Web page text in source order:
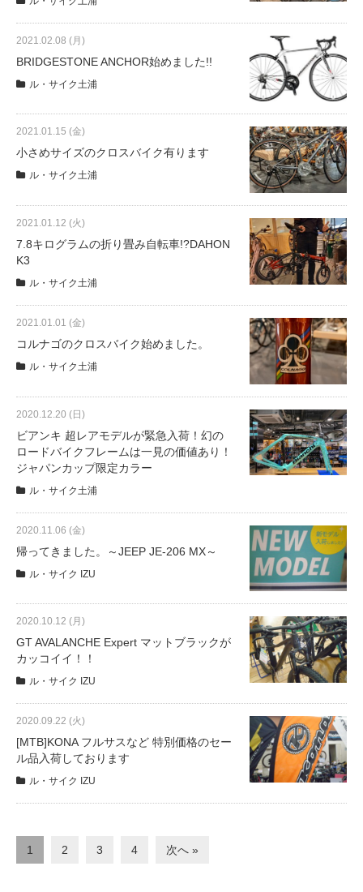
2021.02.08 (月)
BRIDGESTONE ANCHOR始めました!!
ル・サイク土浦
2021.01.15 (金)
小さめサイズのクロスバイク有ります
ル・サイク土浦
2021.01.12 (火)
7.8キログラムの折り畳み自転車!?DAHON
K3
ル・サイク土浦
2021.01.01 (金)
コルナゴのクロスバイク始めました。
ル・サイク土浦
2020.12.20 (日)
ビアンキ 超レアモデルが緊急入荷！幻の
ロードバイクフレームは一見の価値あり！
ジャパンカップ限定カラー
ル・サイク土浦
2020.11.06 (金)
帰ってきました。～JEEP JE-206 MX～
ル・サイク IZU
2020.10.12 (月)
GT AVALANCHE Expert マットブラックが
カッコイイ！！
ル・サイク IZU
2020.09.22 (火)
[MTB]KONA フルサスなど 特別価格のセー
ル品入荷しております
ル・サイク IZU
1 2 3 4 次へ »